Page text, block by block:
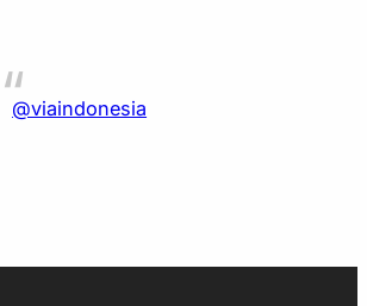
@viaindonesia